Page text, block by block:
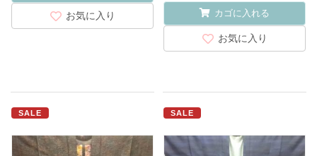
お気に入り カゴに入れる
お気に入り
SALE SALE